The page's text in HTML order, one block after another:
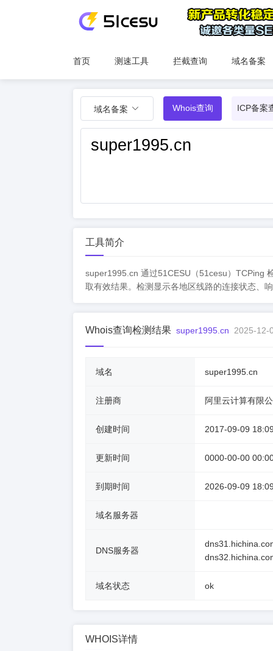
首页 测速工具 拦截查询 域名备案
域名备案 Whois查询 ICP备案
工具简介
super1995.cn 通过51CESU（51cesu）TCPing
取有效结果。检测显示各地区线路的连接状态、
Whois查询检测结果 super1995.cn 2025-12-
域名 super1995.cn
注册商 阿里云计算有限
创建时间 2017-09-09
更新时间 0000-00-00
到期时间 2026-09-09
域名服务器
DNS服务器
域名状态 ok
WHOIS详情